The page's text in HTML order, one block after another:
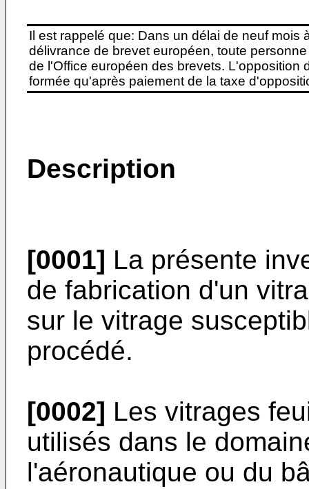
Il est rappelé que: Dans un délai de neuf
délivrance de brevet européen, toute
de l'Office européen des brevets. L'opposition
formée qu'après paiement de la taxe
Description
[0001] La présente
de fabrication d'un
sur le vitrage
procédé.
[0002] Les vitrages
utilisés dans le
l'aéronautique ou du